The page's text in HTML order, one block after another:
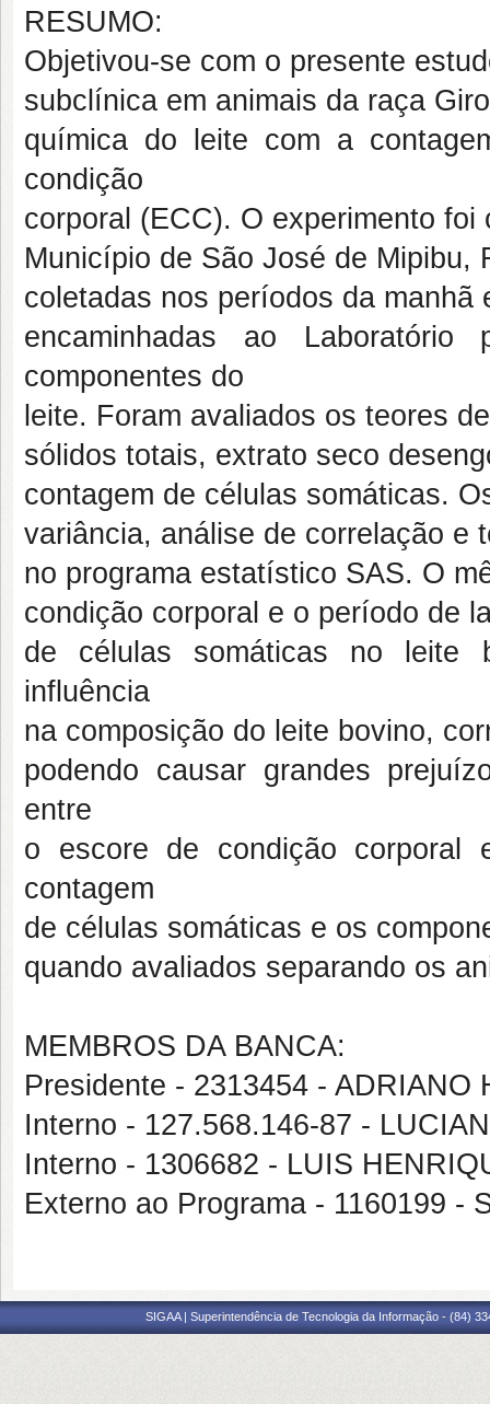
RESUMO:
Objetivou-se com o presente
subclínica em animais da raça
química do leite com a
condição
corporal (ECC). O experimento
Município de São José de Mipibu,
coletadas nos períodos da manhã
encaminhadas ao
componentes do
leite. Foram avaliados os teores
sólidos totais, extrato seco
contagem de células somáticas.
variância, análise de correlação e
no programa estatístico SAS. O
condição corporal e o período de
de células somáticas no leite
influência
na composição do leite bovino,
podendo causar grandes
entre
o escore de condição corporal
contagem
de células somáticas e os
quando avaliados separando os
MEMBROS DA BANCA:
Presidente - 2313454 -
Interno - 127.568.146-87 -
Interno - 1306682 - LUIS
Externo ao Programa - 1160199 -
SIGAA | Superintendência de Tecnologia da Informação - (84)